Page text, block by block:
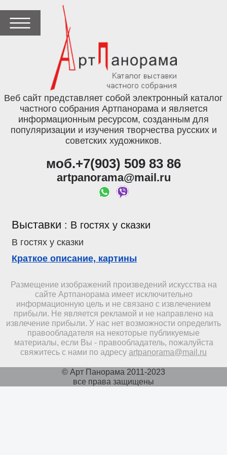
Веб сайт представляет собой электронный каталог
частного собрания Артпанорама и является
информационным ресурсом, созданным для
популяризации и изучения творчества русских и
советских художников.
моб.+7(903) 509 83 86
artpanorama@mail.ru
Выставки : В гостях у сказки
В гостях у сказки
Краткое описание, картины
Размещение изображений произведений искусства на
сайте Артпанорама имеет исключительно
информационную цель и не связано с извлечением
прибыли. Не является рекламой и не направлено на
извлечение прибыли. У нас нет возможности определить
правообладателя на некоторые публикуемые
материалы, если Вы - правообладатель, пожалуйста
свяжитесь с нами по адресу artpanorama@mail.ru
© Арт Панорама 2011-2023
все права защищены